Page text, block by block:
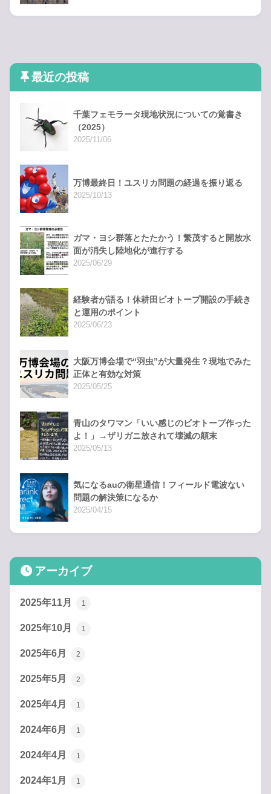
最近の投稿
千葉フェモラータ現地状況についての覚書き
（2025）
2025/11/06
万博最終日！ユスリカ問題の経過を振り返る
2025/10/13
ガマ・ヨシ群落とたたかう！繁茂すると開放水
面が消失し陸地化が進行する
2025/06/29
経験者が語る！休耕田ビオトープ開設の手続き
と運用のポイント
2025/06/23
大阪万博会場で“羽虫”が大量発生？現地でみた
正体と有効な対策
2025/05/25
青山のタワマン「いい感じのビオトープ作った
よ！」→ザリガニ放されて壊滅の顛末
2025/05/13
気になるauの衛星通信！フィールド電波ない
問題の解決策になるか
2025/04/15
アーカイブ
2025年11月 1
2025年10月 1
2025年6月 2
2025年5月 2
2025年4月 1
2024年6月 1
2024年4月 1
2024年1月 1